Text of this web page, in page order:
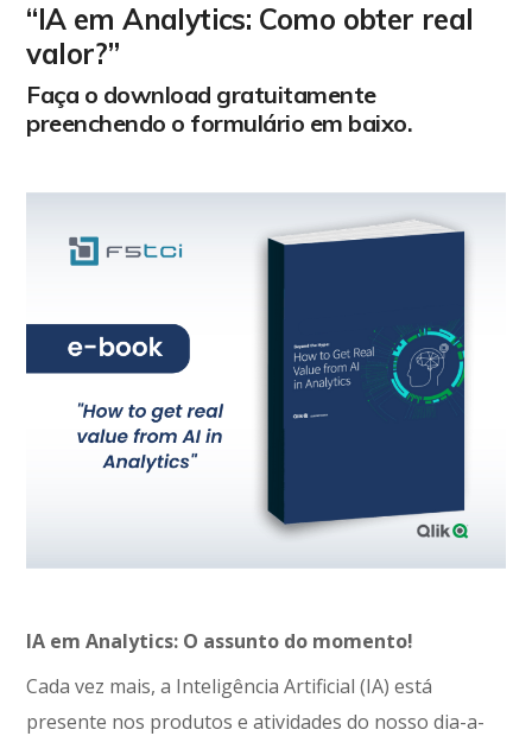
“IA em Analytics: Como obter real
valor?”
Faça o download gratuitamente
preenchendo o formulário em baixo.
IA em Analytics: O assunto do momento!
Cada vez mais, a Inteligência Artificial (IA) está
presente nos produtos e atividades do nosso dia-a-